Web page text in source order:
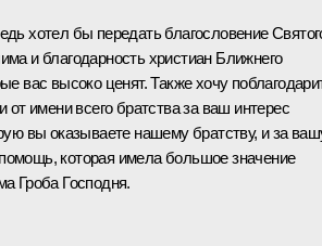
хотел бы передать благословение
и благодарность христиан Ближнего
вас высоко ценят. Также хочу
от имени всего братства за ваш интерес
вы оказываете нашему братству, и за
которая имела большое значение
Гроба Господня.